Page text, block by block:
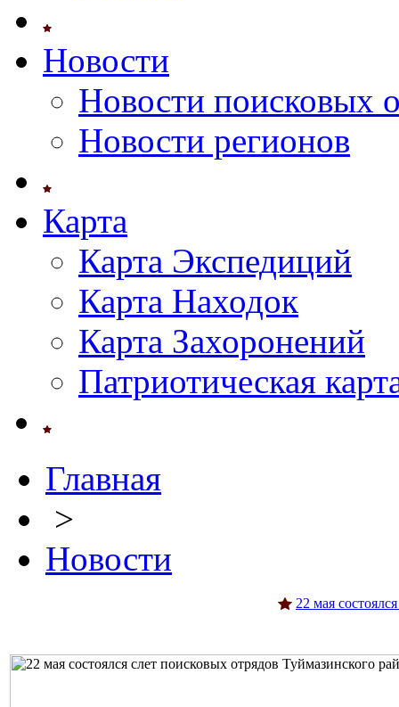
Новости
Новости поисковых
Новости регионов
Карта
Карта Экспедиций
Карта Находок
Карта Захоронений
Патриотическая
Главная
>
Новости
22 мая